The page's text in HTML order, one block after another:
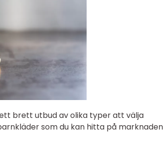
brett utbud av olika typer att välja
som du kan hitta på marknaden